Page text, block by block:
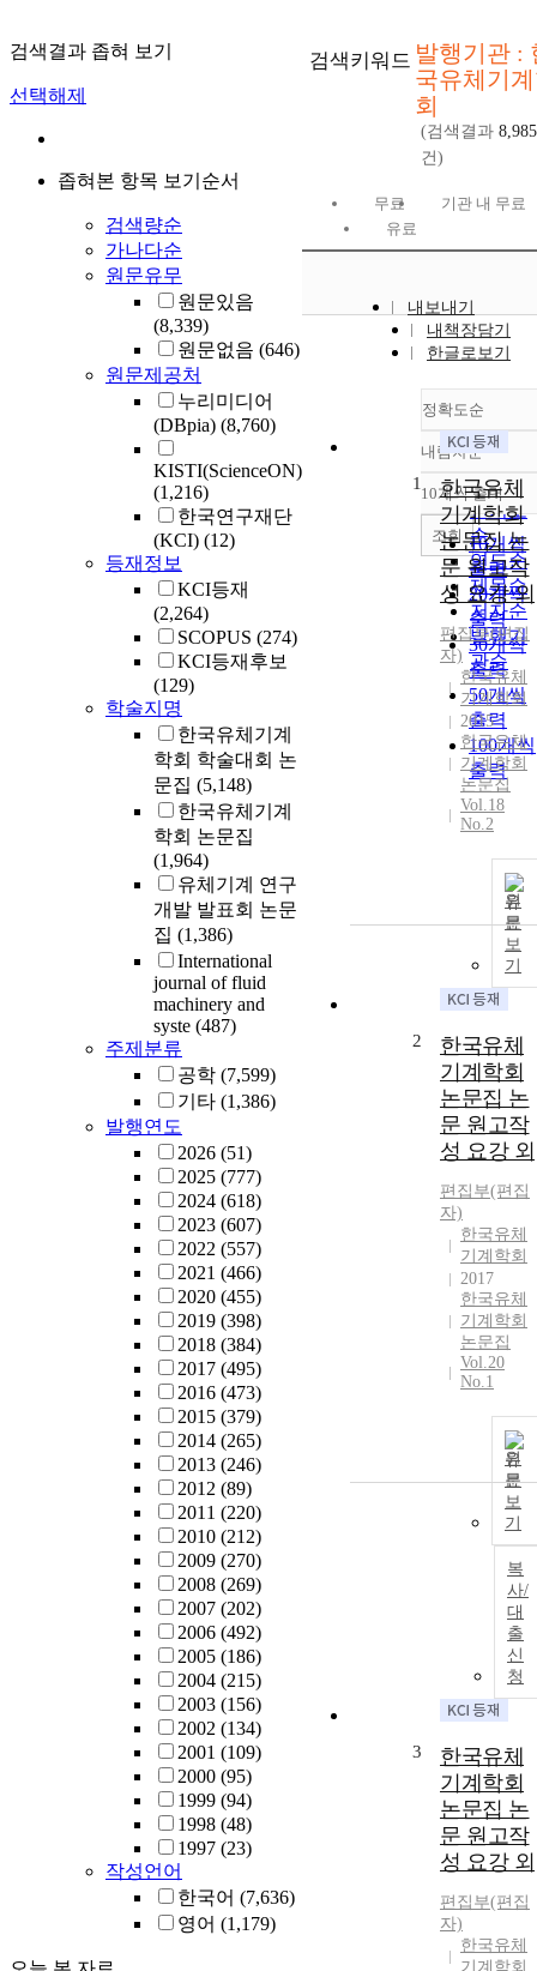
검색결과 좁혀 보기
선택해제
좁혀본 항목 보기순서
검색량순
가나다순
원문유무
원문있음
(8,339)
원문없음 (646)
원문제공처
누리미디어
(DBpia) (8,760)
KISTI(ScienceON)
(1,216)
한국연구재단
(KCI) (12)
등재정보
KCI등재
(2,264)
SCOPUS (274)
KCI등재후보
(129)
학술지명
한국유체기계
학회 학술대회 논
문집 (5,148)
한국유체기계
학회 논문집
(1,964)
유체기계 연구
개발 발표회 논문
집 (1,386)
International
journal of fluid
machinery and
syste (487)
주제분류
공학 (7,599)
기타 (1,386)
발행연도
2026 (51)
2025 (777)
2024 (618)
2023 (607)
2022 (557)
2021 (466)
2020 (455)
2019 (398)
2018 (384)
2017 (495)
2016 (473)
2015 (379)
2014 (265)
2013 (246)
2012 (89)
2011 (220)
2010 (212)
2009 (270)
2008 (269)
2007 (202)
2006 (492)
2005 (186)
2004 (215)
2003 (156)
2002 (134)
2001 (109)
2000 (95)
1999 (94)
1998 (48)
1997 (23)
작성언어
한국어 (7,636)
영어 (1,179)
검색키워드 발행기관 :
국유체기
회
(검색결과 8,985
건)
무료
기관 내 무료
유료
내보내기
내책장담기
한글로보기
정확도순
정확도
순
인기도
순
연도순
제목순
저자순
발행기
관순
내림차순
내림차
10개씩 출력
10개씩
출력
20개씩
출력
30개씩
출력
50개씩
출력
100개씩
출력
조회
1
한국유체
기계학회
논문집 논
문 원고작
성 요강 외
편집부(편집
자)
한국유체
기계학회
2015
한국유체
기계학회
논문집
Vol.18
No.2
원
문
보
기
2
한국유체
기계학회
논문집 논
문 원고작
성 요강 외
편집부(편집
자)
한국유체
기계학회
2017
한국유체
기계학회
논문집
Vol.20
No.1
원
문
보
기
복
사/
대
출
신
청
3
한국유체
기계학회
논문집 논
문 원고작
성 요강 외
편집부(편집
자)
한국유체
기계학회